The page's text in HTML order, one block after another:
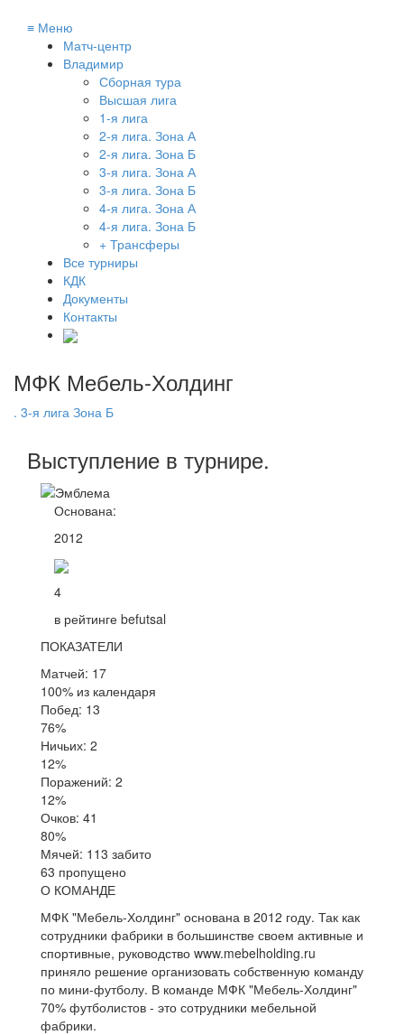
≡ Меню
Матч-центр
Владимир
Сборная тура
Высшая лига
1-я лига
2-я лига. Зона А
2-я лига. Зона Б
3-я лига. Зона А
3-я лига. Зона Б
4-я лига. Зона А
4-я лига. Зона Б
+ Трансферы
Все турниры
КДК
Документы
Контакты
МФК Мебель-Холдинг
. 3-я лига Зона Б
Выступление в турнире.
Основана:
2012
4
в рейтинге befutsal
ПОКАЗАТЕЛИ
Матчей: 17
100% из календаря
Побед: 13
76%
Ничьих: 2
12%
Поражений: 2
12%
Очков: 41
80%
Мячей: 113 забито
63 пропущено
О КОМАНДЕ
МФК "Мебель-Холдинг" основана в 2012 году. Так как
сотрудники фабрики в большинстве своем активные и
спортивные, руководство www.mebelholding.ru
приняло решение организовать собственную команду
по мини-футболу. В команде МФК "Мебель-Холдинг"
70% футболистов - это сотрудники мебельной
фабрики.